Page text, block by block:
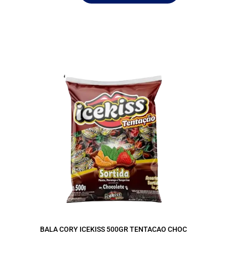
BALA CORY ICEKISS 500GR TENTACAO CHOC